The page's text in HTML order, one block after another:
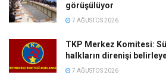
görüşülüyor
7 AĞUSTOS 2026
TKP Merkez Komitesi:
halkların direnişi
7 AĞUSTOS 2026